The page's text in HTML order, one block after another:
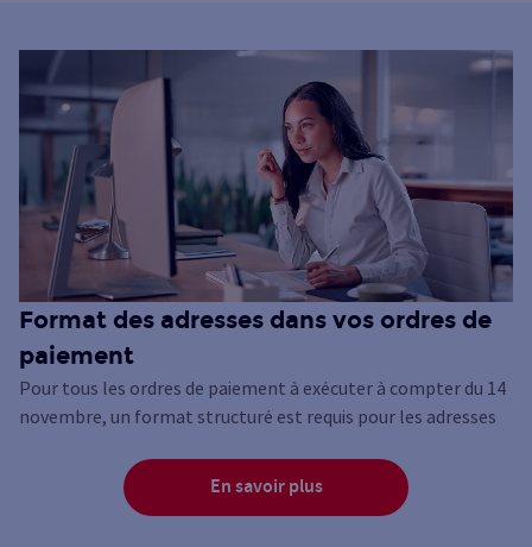
Format des adresses dans vos ordres de
paiement
Pour tous les ordres de paiement à exécuter à compter du 14
novembre, un format structuré est requis pour les adresses
En savoir plus